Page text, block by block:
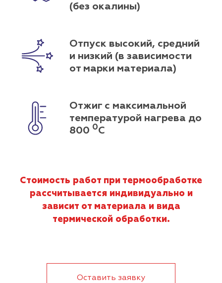
(без окалины)
Отпуск высокий, средний
и низкий (в зависимости
от марки материала)
Отжиг с максимальной
температурой нагрева до
800 0С
Стоимость работ при термообработке
рассчитывается индивидуально и
зависит от материала и вида
термической обработки.
Оставить заявку